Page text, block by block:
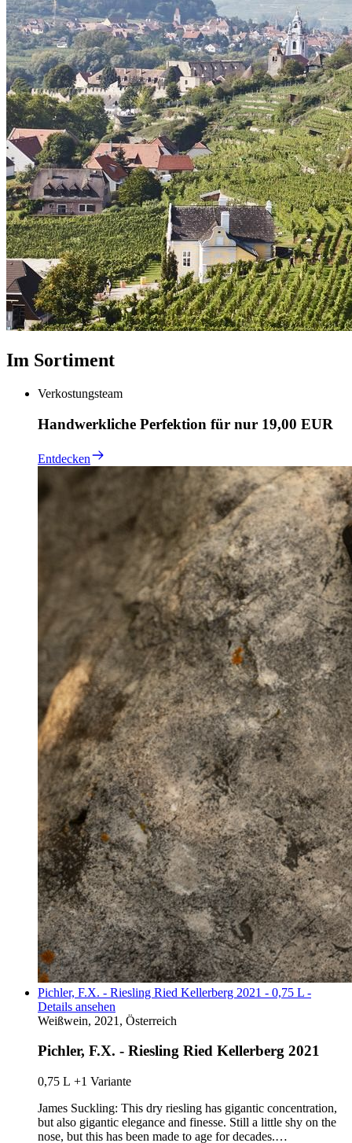
Im Sortiment
Verkostungsteam
Handwerkliche Perfektion für nur 19,00 EUR
Entdecken
Pichler, F.X. - Riesling Ried Kellerberg 2021 - 0,75 L -
Details ansehen
Weißwein, 2021, Österreich
Pichler, F.X. - Riesling Ried Kellerberg 2021
0,75 L +1 Variante
James Suckling: This dry riesling has gigantic concentration,
but also gigantic elegance and finesse. Still a little shy on the
nose, but this has been made to age for decades.…